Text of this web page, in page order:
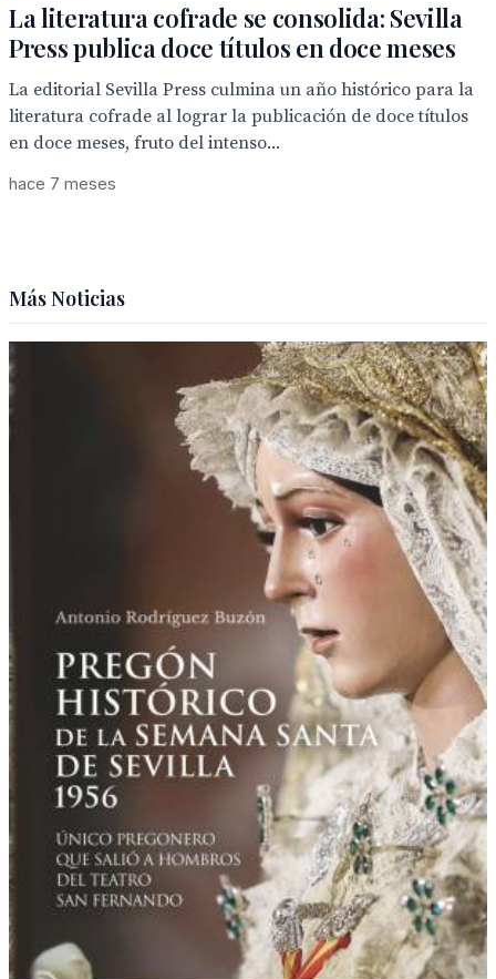
La literatura cofrade se consolida: Sevilla
Press publica doce títulos en doce meses
La editorial Sevilla Press culmina un año histórico para la
literatura cofrade al lograr la publicación de doce títulos
en doce meses, fruto del intenso...
hace 7 meses
Más Noticias